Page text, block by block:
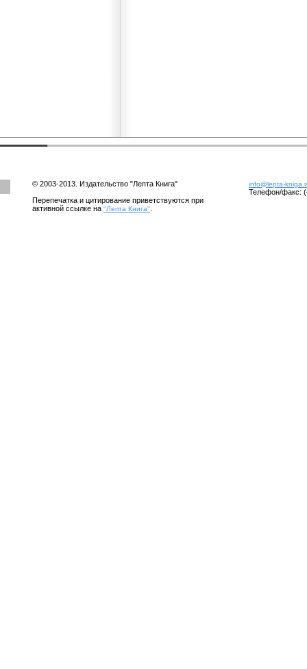
© 2003-2013. Издательство "Лепта Книга"
Перепечатка и цитирование приветствуются при
активной ссылке на "Лепта Книга"
info@lepta-
Телефон/факс: